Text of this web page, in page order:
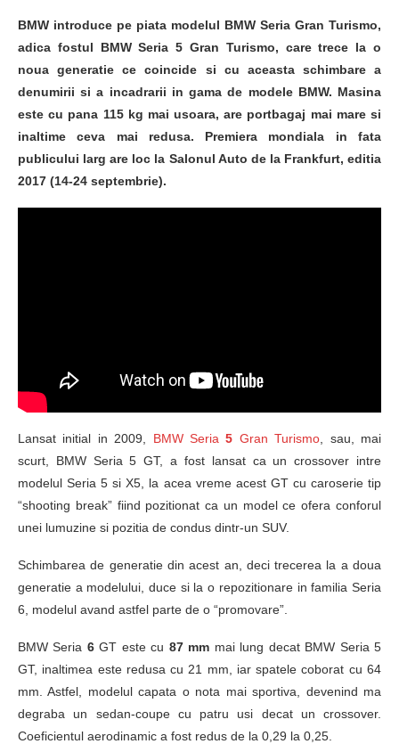
BMW introduce pe piata modelul BMW Seria Gran Turismo,
adica fostul BMW Seria 5 Gran Turismo, care trece la o
noua generatie ce coincide si cu aceasta schimbare a
denumirii si a incadrarii in gama de modele BMW. Masina
este cu pana 115 kg mai usoara, are portbagaj mai mare si
inaltime ceva mai redusa. Premiera mondiala in fata
publicului larg are loc la Salonul Auto de la Frankfurt, editia
2017 (14-24 septembrie).
Lansat initial in 2009, BMW Seria5 Gran Turismo , sau, mai
scurt, BMW Seria 5 GT, a fost lansat ca un crossover intre
modelul Seria 5 si X5, la acea vreme acest GT cu caroserie tip
“shooting break” fiind pozitionat ca un model ce ofera conforul
unei lumuzine si pozitia de condus dintr-un SUV.
Schimbarea de generatie din acest an, deci trecerea la a doua
generatie a modelului, duce si la o repozitionare in familia Seria
6, modelul avand astfel parte de o “promovare”.
BMW Seria 6GT este cu 87 mm mai lung decat BMW Seria 5
GT, inaltimea este redusa cu 21 mm, iar spatele coborat cu 64
mm. Astfel, modelul capata o nota mai sportiva, devenind ma
degraba un sedan-coupe cu patru usi decat un crossover.
Coeficientul aerodinamic a fost redus de la 0,29 la 0,25.